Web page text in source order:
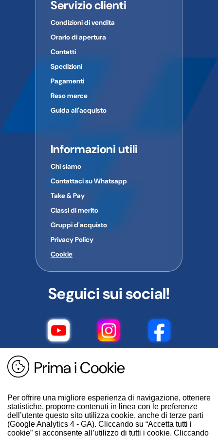
Prima i Cookie
Per offrire una migliore esperienza di navigazione, ottenere
statistiche, proporre contenuti in linea con le preferenze
dell’utente questo sito utilizza cookie, anche di terze parti
(Google Analytics 4 - GA). Cliccando su “Accetta tutti i
cookie” si acconsente all’utilizzo di tutti i cookie. Cliccando
Servizio clienti
Condizioni di vendita
Orario di apertura
Contatti
Spedizioni
Pagamenti
Reso merce
Guida all'acquisto
Informazioni utili
Chi siamo
Contattaci su Whatsapp
Take & Pay
Classi di merito
Gruppi d'acquisto
Privacy Policy
Cookie
Seguici sui social!